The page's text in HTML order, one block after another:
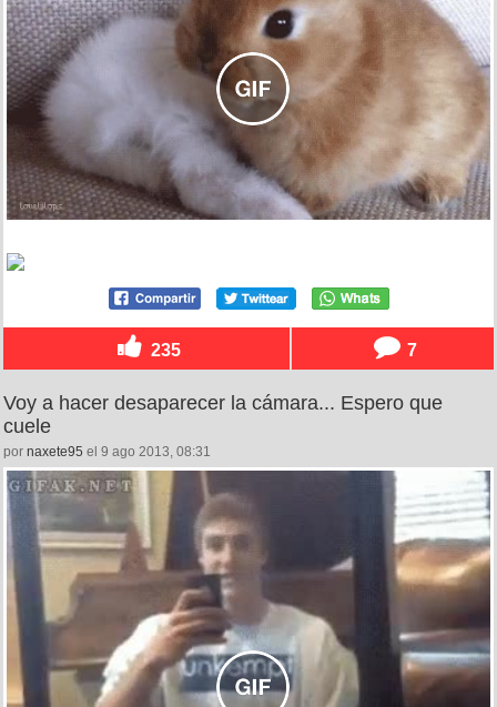
235 7
Voy a hacer desaparecer la cámara... Espero que
cuele
por naxete95 el 9 ago 2013, 08:31